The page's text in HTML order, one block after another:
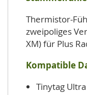
Thermistor-
zweipoliges
XM) für Plus
Kompatible
Tinytag